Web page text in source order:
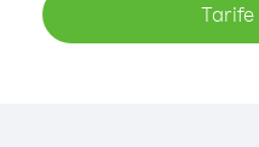
Tarife